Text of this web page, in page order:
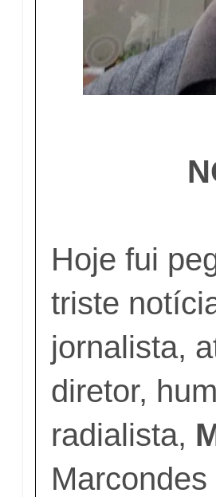
Hoje fui
triste
jornalista,
diretor,
radialista,